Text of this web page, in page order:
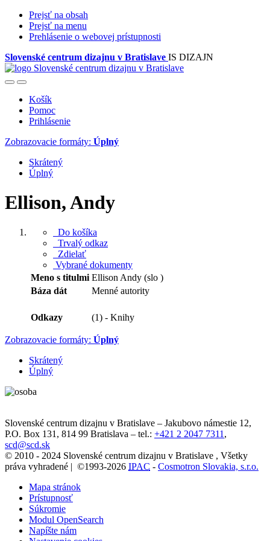
Prejsť na obsah
Prejsť na menu
Prehlásenie o webovej prístupnosti
Slovenské centrum dizajnu v Bratislave IS DIZAJN
Košík
Pomoc
Prihlásenie
Zobrazovacie formáty: Úplný
Skrátený
Úplný
Ellison, Andy
Do košíka
Trvalý odkaz
Zdielať
Vybrané dokumenty
Meno s titulmi Ellison Andy (slo )
Báza dát
Menné autority
Odkazy (1) - Knihy
Zobrazovacie formáty: Úplný
Skrátený
Úplný
Slovenské centrum dizajnu v Bratislave – Jakubovo námestie 12,
P.O. Box 131, 814 99 Bratislava – tel.: +421 2 2047 7311 ,
scd@scd.sk
© 2010 - 2024 Slovenské centrum dizajnu v Bratislave , Všetky
práva vyhradené | ©1993-2026 IPAC - Cosmotron Slovakia, s.r.o.
Mapa stránok
Prístupnosť
Súkromie
Modul OpenSearch
Napíšte nám